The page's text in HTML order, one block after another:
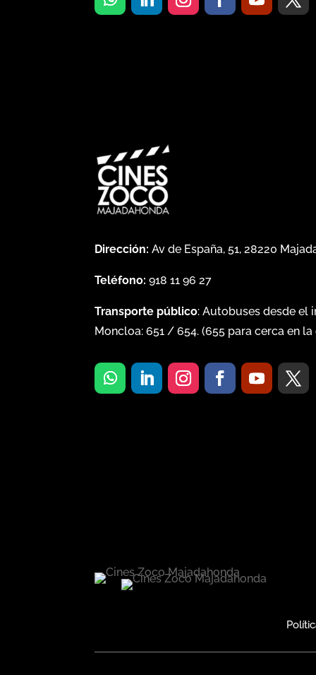
Dirección: Av de España, 51, 28220
Teléfono: 918 11 96 27
Transporte público: Autobuses desde el
Moncloa:651 /654. (655 para cerca en la